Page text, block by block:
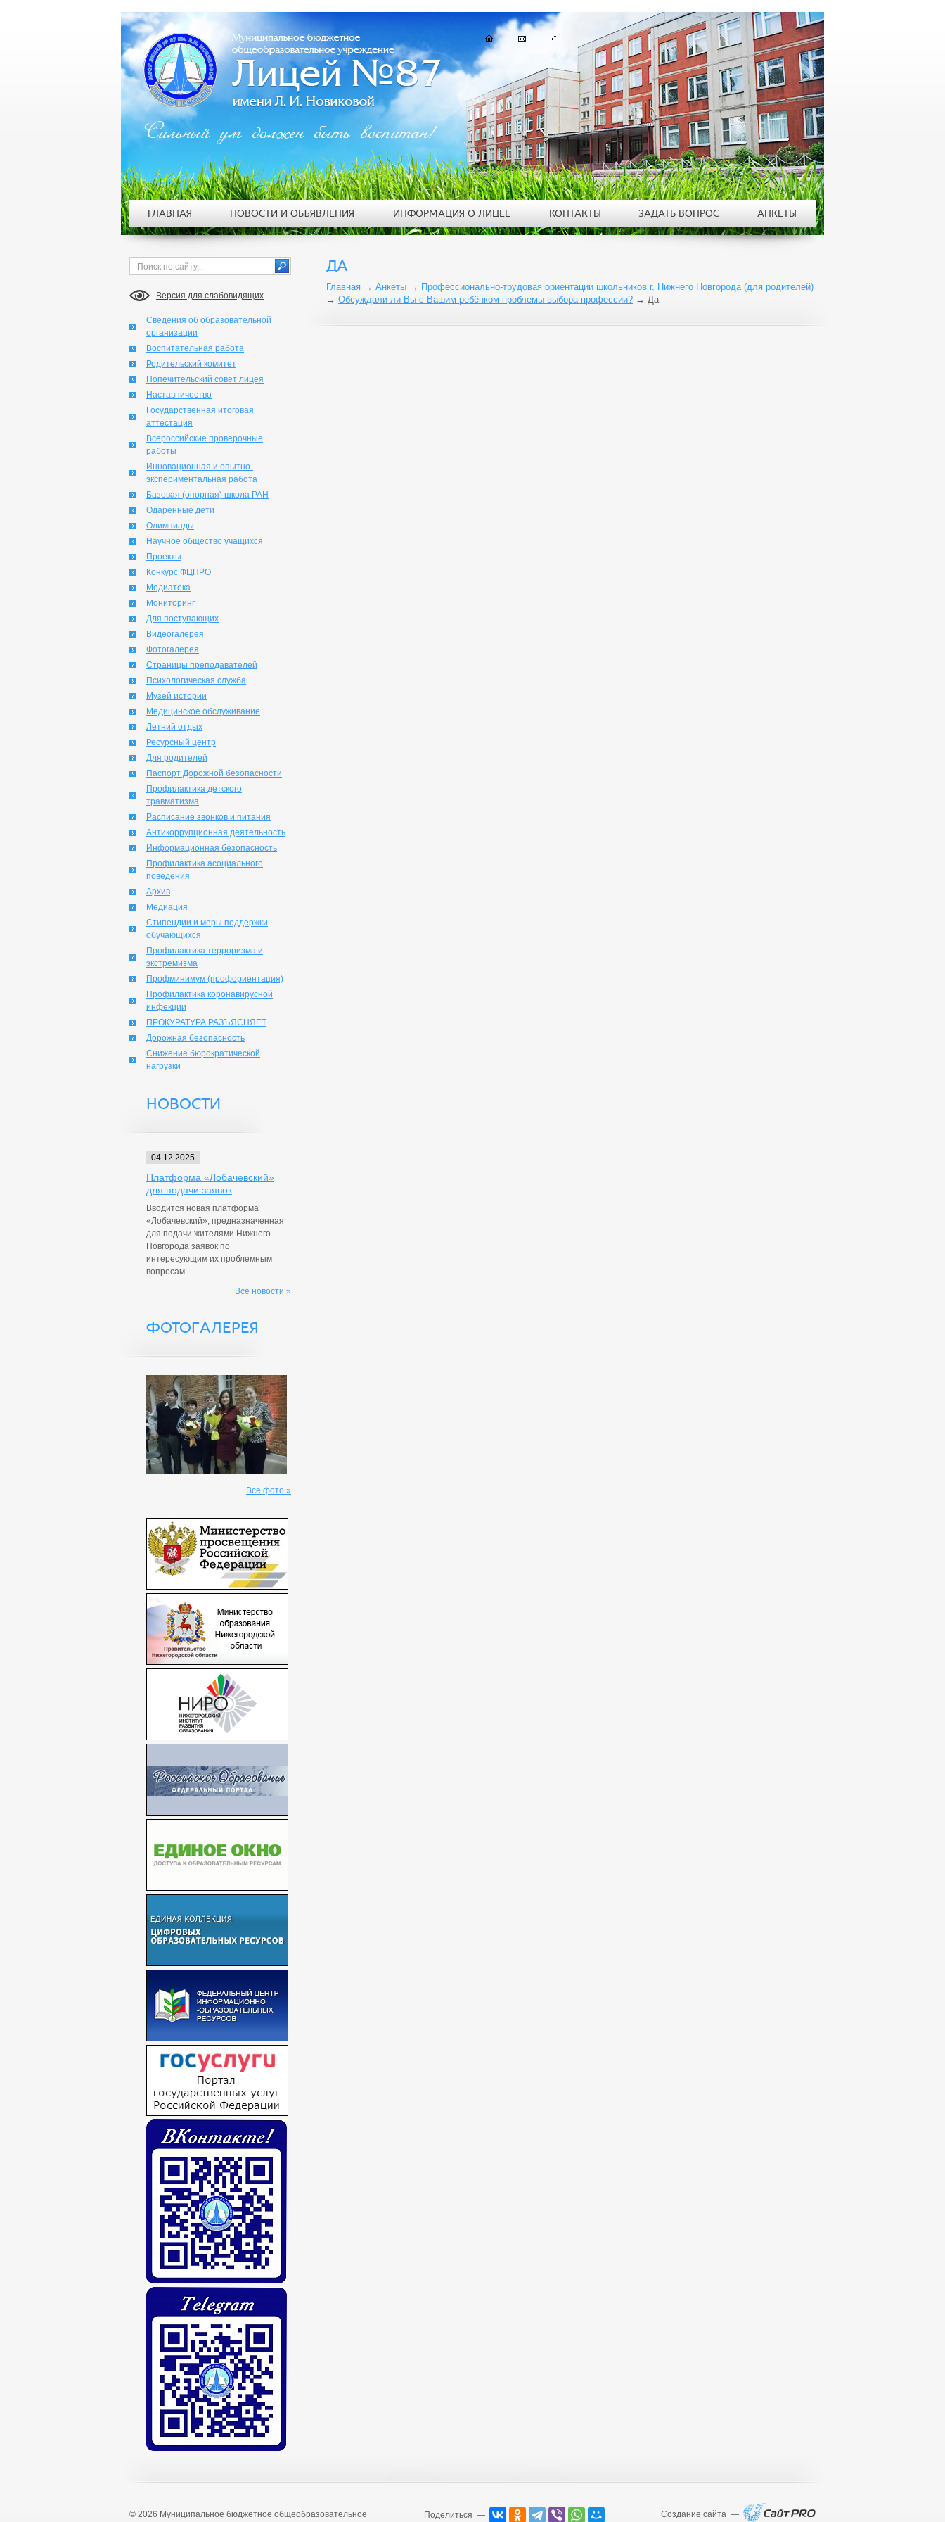
Версия для слабовидящих
Сведения об образовательной
организации
Воспитательная работа
Родительский комитет
Попечительский совет лицея
Наставничество
Государственная итоговая
аттестация
Всероссийские проверочные
работы
Инновационная и опытно-
экспериментальная работа
Базовая (опорная) школа РАН
Одарённые дети
Олимпиады
Научное общество учащихся
Проекты
Конкурс ФЦПРО
Медиатека
Мониторинг
Для поступающих
Видеогалерея
Фотогалерея
Страницы преподавателей
Психологическая служба
Музей истории
Медицинское обслуживание
Летний отдых
Ресурсный центр
Для родителей
Паспорт Дорожной безопасности
Профилактика детского
травматизма
Расписание звонков и питания
Антикоррупционная деятельность
Информационная безопасность
Профилактика асоциального
поведения
Архив
Медиация
Стипендии и меры поддержки
обучающихся
Профилактика терроризма и
экстремизма
Профминимум (профориентация)
Профилактика коронавирусной
инфекции
ПРОКУРАТУРА РАЗЪЯСНЯЕТ
Дорожная безопасность
Снижение бюрократической
нагрузки
НОВОСТИ
04.12.2025
Платформа «Лобачевский»
для подачи заявок
Вводится новая платформа
«Лобачевский», предназначенная
для подачи жителями Нижнего
Новгорода заявок по
интересующим их проблемным
вопросам.
Все новости »
ФОТОГАЛЕРЕЯ
Все фото »
ДА
Главная → Анкеты → Профессионально-трудовая ориентации школьников г. Нижнего Новгорода (для родителей)
→ Обсуждали ли Вы с Вашим ребёнком проблемы выбора профессии? → Да
Сильный ум должен быть воспитан!
ГЛАВНАЯ НОВОСТИ И ОБЪЯВЛЕНИЯ ИНФОРМАЦИЯ О ЛИЦЕЕ КОНТАКТЫ ЗАДАТЬ ВОПРОС АНКЕТЫ
© 2026 Муниципальное бюджетное общеобразовательное Поделиться — Создание сайта —